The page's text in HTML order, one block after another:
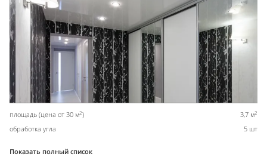
площадь (цена от 30 м2) 3,7 м2
обработка угла 5 шт
Показать полный список